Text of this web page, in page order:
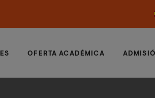
OFERTA ACADÉMICA